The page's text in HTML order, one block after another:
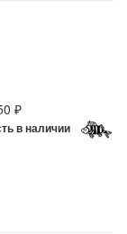
₽
в наличии